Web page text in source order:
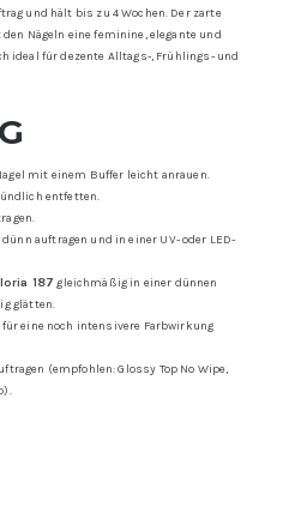
und hält bis zu 4 Wochen. Der zarte
Nägeln eine feminine, elegante und
ideal für dezente Alltags-, Frühlings- und
mit einem Buffer leicht anrauen.
entfetten.
auftragen und in einer UV- oder LED-
187 gleichmäßig in einer dünnen
glätten.
eine noch intensivere Farbwirkung
(empfohlen: Glossy Top No Wipe,